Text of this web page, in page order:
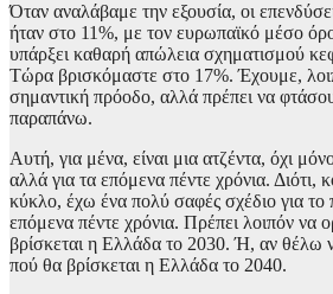
Όταν αναλάβαμε την εξουσία, οι
ήταν στο 11%, με τον ευρωπαϊκό μέσο
υπάρξει καθαρή απώλεια σχηματισμού
Τώρα βρισκόμαστε στο 17%. Έχουμε,
σημαντική πρόοδο, αλλά πρέπει να
παραπάνω.
Αυτή, για μένα, είναι μια ατζέντα, όχι
αλλά για τα επόμενα πέντε χρόνια. Διότι,
κύκλο, έχω ένα πολύ σαφές σχέδιο για το
επόμενα πέντε χρόνια. Πρέπει λοιπόν να
βρίσκεται η Ελλάδα το 2030. Ή, αν θέλω
πού θα βρίσκεται η Ελλάδα το 2040.